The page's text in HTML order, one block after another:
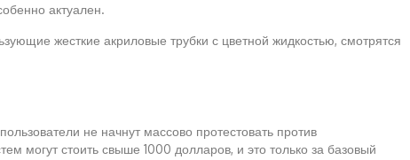
актуален.
жесткие акриловые трубки с цветной жидкостью, смотрятся
не начнут массово протестовать против
могут стоить свыше 1000 долларов, и это только за базовый